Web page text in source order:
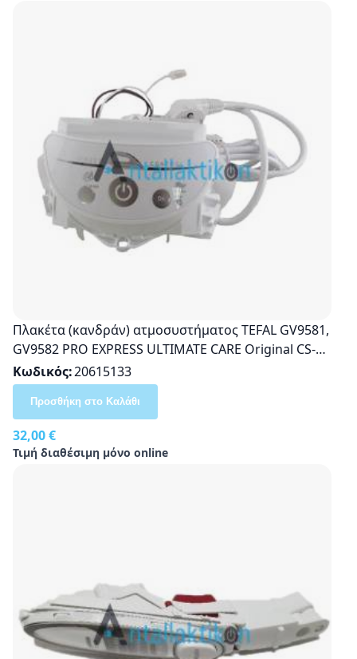
Πλακέτα (κανδράν) ατμοσυστήματος TEFAL GV9581,
GV9582 PRO EXPRESS ULTIMATE CARE Original CS-
00146022
Κωδικός 20615133
32,00 €
Τιμή διαθέσιμη μόνο online
Προσθήκη στο Καλάθι